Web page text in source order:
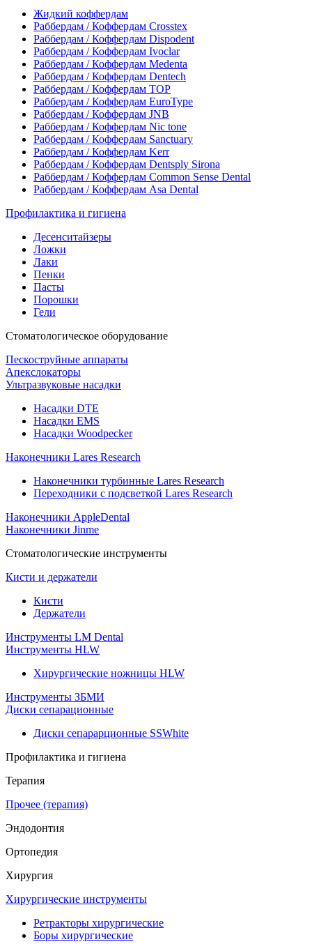
Жидкий коффердам
Раббердам / Коффердам Crosstex
Раббердам / Коффердам Dispodent
Раббердам / Коффердам Ivoclar
Раббердам / Коффердам Medenta
Раббердам / Коффердам Dentech
Раббердам / Коффердам ТОР
Раббердам / Коффердам EuroType
Раббердам / Коффердам JNB
Раббердам / Коффердам Nic tone
Раббердам / Коффердам Sanctuary
Раббердам / Коффердам Kerr
Раббердам / Коффердам Dentsply Sirona
Раббердам / Коффердам Common Sense Dental
Раббердам / Коффердам Asa Dental
Профилактика и гигиена
Десенситайзеры
Ложки
Лаки
Пенки
Пасты
Порошки
Гели
Стоматологическое оборудование
Пескоструйные аппараты
Апекслокаторы
Ультразвуковые насадки
Насадки DTE
Насадки EMS
Насадки Woodpecker
Наконечники Lares Research
Наконечники турбинные Lares Research
Переходники с подсветкой Lares Research
Наконечники AppleDental
Наконечники Jinme
Стоматологические инструменты
Кисти и держатели
Кисти
Держатели
Инструменты LM Dental
Инструменты HLW
Хирургические ножницы HLW
Инструменты ЗБМИ
Диски сепарационные
Диски сепарарционные SSWhite
Профилактика и гигиена
Терапия
Прочее (терапия)
Эндодонтия
Ортопедия
Хирургия
Хирургические инструменты
Ретракторы хирургические
Боры хирургические